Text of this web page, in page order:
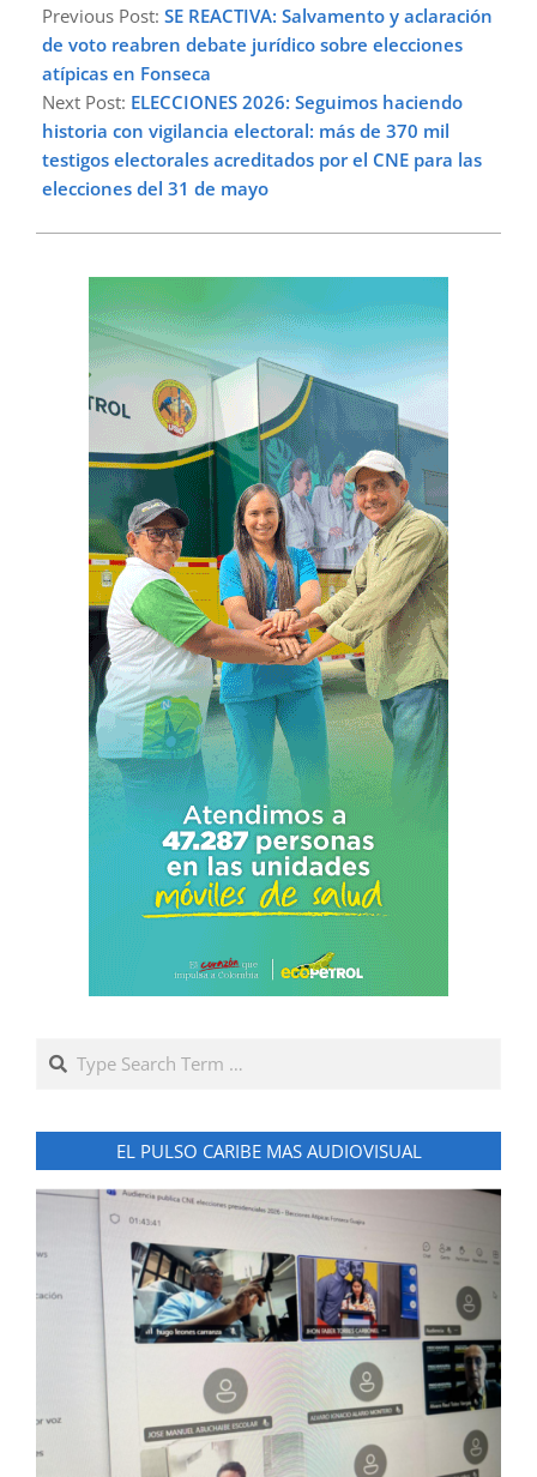
05-
28
Previous Post: SE REACTIVA: Salvamento y aclaración
de voto reabren debate jurídico sobre elecciones
atípicas en Fonseca
Next Post: ELECCIONES 2026: Seguimos haciendo
historia con vigilancia electoral: más de 370 mil
testigos electorales acreditados por el CNE para las
elecciones del 31 de mayo
Search
EL PULSO CARIBE MAS AUDIOVISUAL